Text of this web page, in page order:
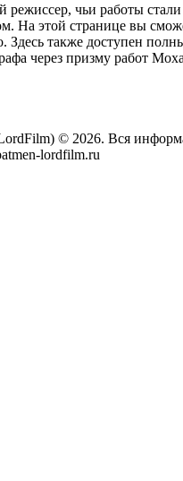
чьи работы
На этой странице вы
Здесь также доступен
через призму работ
© 2026. Вся
lordfilm.ru